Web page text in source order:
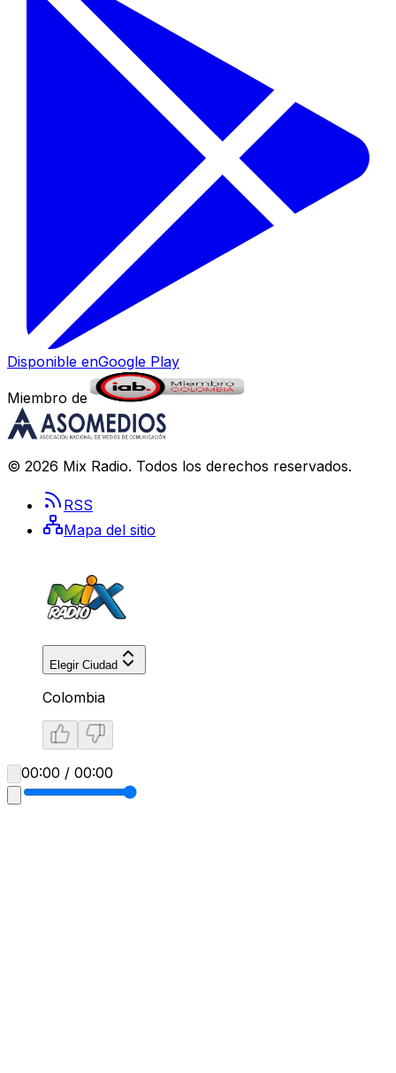
Disponible enGoogle Play
Miembro de
© 2026 Mix Radio. Todos los derechos reservados.
RSS
Mapa del sitio
Elegir Ciudad
Colombia
00:00 / 00:00